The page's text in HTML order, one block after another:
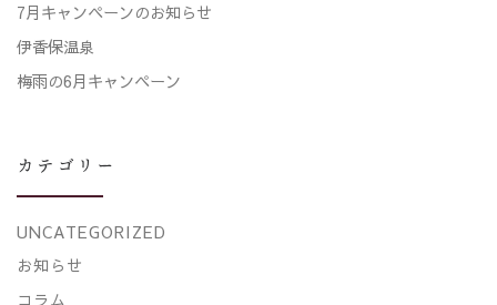
7月キャンペーンのお知らせ
伊香保温泉
梅雨の6月キャンペーン
カテゴリー
UNCATEGORIZED
お知らせ
コラム